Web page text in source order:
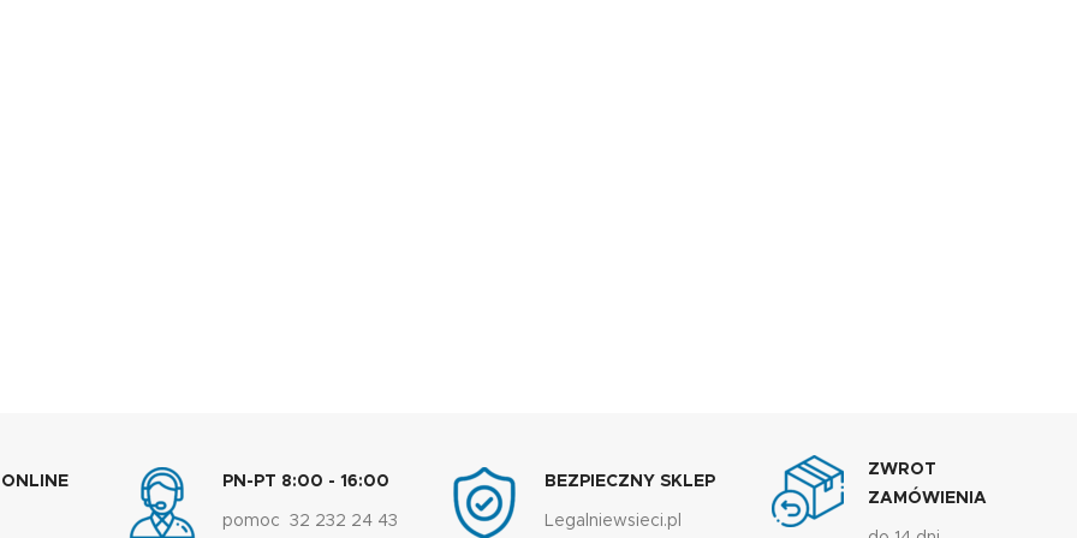
PN-PT 8:00 - 16:00
pomoc 32 232 24 43
BEZPIECZNY SKLEP
Legalniewsieci.pl
ZWROT
ZAMÓWIENIA